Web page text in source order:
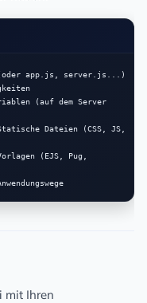
app.js, server.js...)
(auf dem Server
Dateien (CSS, JS,
(EJS, Pug,
mit Ihren